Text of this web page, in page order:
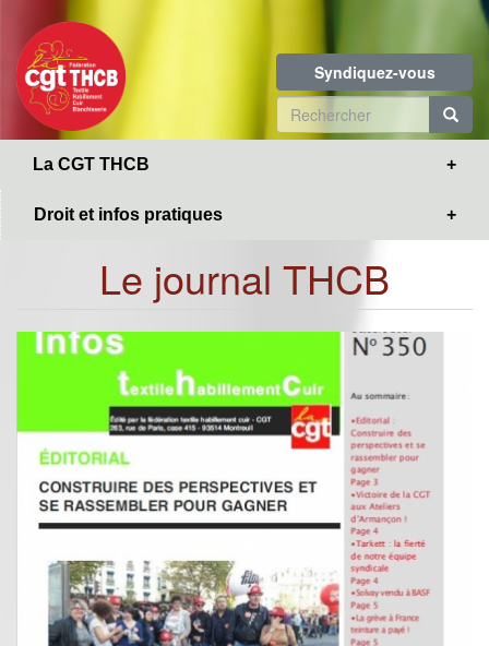
contenu
principal
Syndiquez-vous
Formulaire
de
La CGT THCB
Droit et infos pratiques
Le journal THCB